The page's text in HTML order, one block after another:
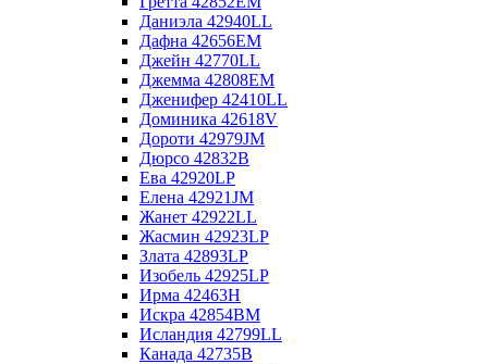
Даниэла 42940LL
Дафна 42656EM
Джейн 42770LL
Джемма 42808EM
Дженифер 42410LL
Доминика 42618V
Дороти 42979JM
Дюрсо 42832B
Ева 42920LP
Елена 42921JM
Жанет 42922LL
Жасмин 42923LP
Злата 42893LP
Изобель 42925LP
Ирма 42463H
Искра 42854BM
Исландия 42799LL
Канада 42735B